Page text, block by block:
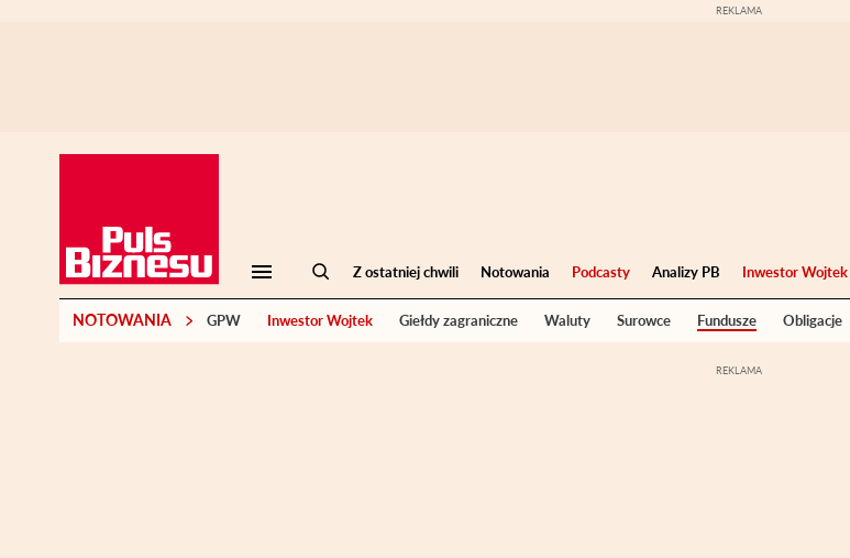
Z ostatniej chwili Notowania Podcasty Analizy PB Inwestor Wojtek
NOTOWANIA GPW Inwestor Wojtek Giełdy zagraniczne Waluty Surowce Fundusze Obligacje